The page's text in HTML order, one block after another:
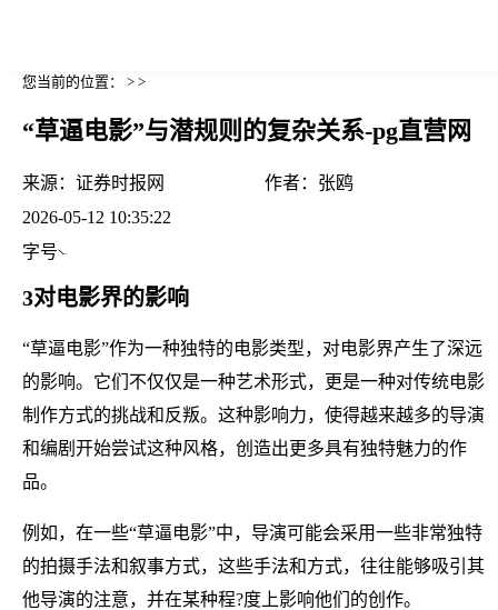
您当前的位置： > >
“草逼电影”与潜规则的复杂关系-pg直营网
来源： 证券时报网 作者： 张鸥
2026-05-12 10:35:22
字号
3对电影界的影响
“草逼电影”作为一种独特的电影类型，对电影界产生了深远
的影响。它们不仅仅是一种艺术形式，更是一种对传统电影
制作方式的挑战和反叛。这种影响力，使得越来越多的导演
和编剧开始尝试这种风格，创造出更多具有独特魅力的作
品。
例如，在一些“草逼电影”中，导演可能会采用一些非常独特
的拍摄手法和叙事方式，这些手法和方式，往往能够吸引其
他导演的注意，并在某种程?度上影响他们的创作。